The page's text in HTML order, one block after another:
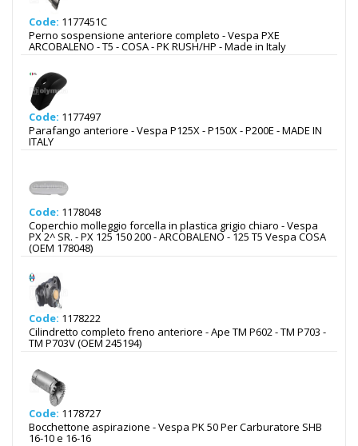
Code: 1177451C
Perno sospensione anteriore completo - Vespa PXE
ARCOBALENO - T5 - COSA - PK RUSH/HP - Made in Italy
Code: 1177497
Parafango anteriore - Vespa P125X - P150X - P200E - MADE IN
ITALY
Code: 1178048
Coperchio molleggio forcella in plastica grigio chiaro - Vespa
PX 2^ SR. - PX 125 150 200 - ARCOBALENO - 125 T5 Vespa COSA
(OEM 178048)
Code: 1178222
Cilindretto completo freno anteriore - Ape TM P602 - TM P703 -
TM P703V (OEM 245194)
Code: 1178727
Bocchettone aspirazione - Vespa PK 50 Per Carburatore SHB
16-10 e 16-16